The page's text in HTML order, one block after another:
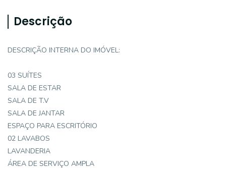
Descrição
DESCRIÇÃO INTERNA DO IMÓVEL:
03 SUÍTES
SALA DE ESTAR
SALA DE T.V
SALA DE JANTAR
ESPAÇO PARA ESCRITÓRIO
02 LAVABOS
LAVANDERIA
ÁREA DE SERVIÇO AMPLA